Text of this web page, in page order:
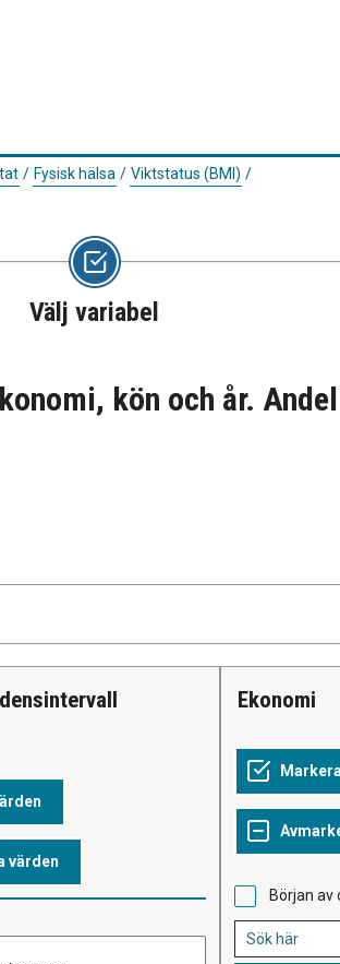
/ Fysisk hälsa / Viktstatus (BMI) /
Välj variabel
kön och år.
Ekonomi
Början av